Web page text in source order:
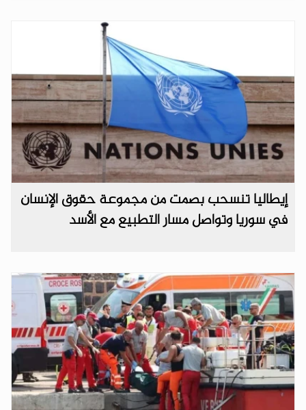
إيطاليا تنسحب بصمت من مجموعة حقوق الإنسان
في سوريا وتواصل مسار التطبيع مع الأسد